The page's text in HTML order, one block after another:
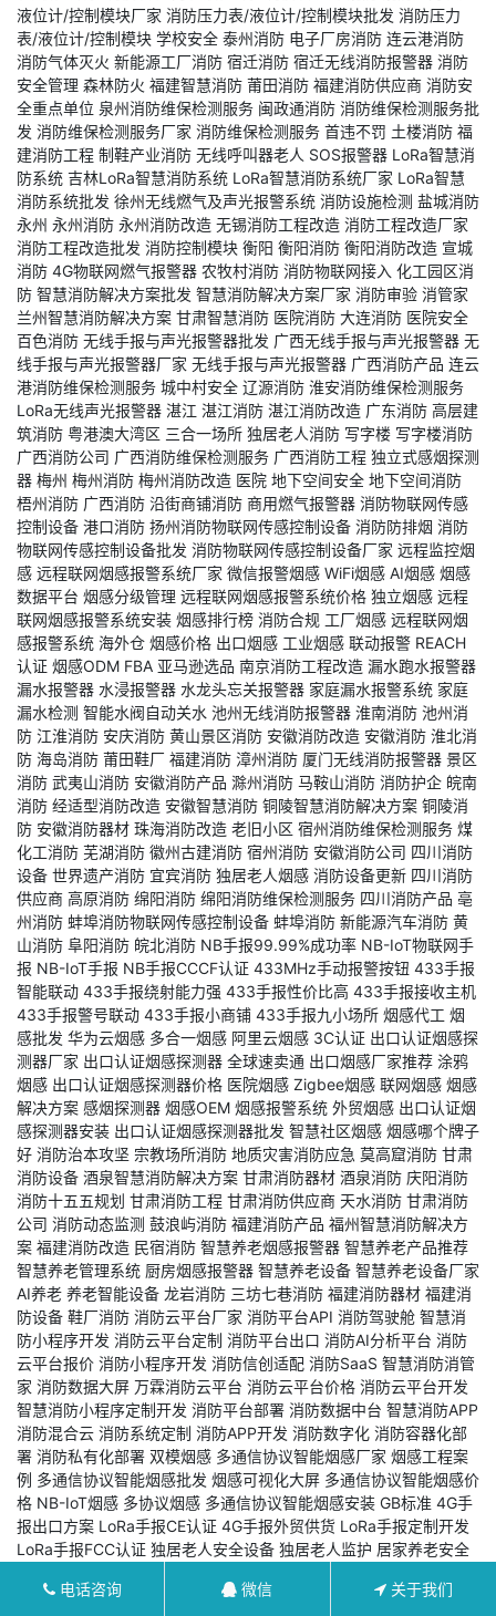
液位计/控制模块厂家 消防压力表/液位计/控制模块批发 消防压力
表/液位计/控制模块 学校安全 泰州消防 电子厂房消防 连云港消防
消防气体灭火 新能源工厂消防 宿迁消防 宿迁无线消防报警器 消防
安全管理 森林防火 福建智慧消防 莆田消防 福建消防供应商 消防安
全重点单位 泉州消防维保检测服务 闽政通消防 消防维保检测服务批
发 消防维保检测服务厂家 消防维保检测服务 首违不罚 土楼消防 福
建消防工程 制鞋产业消防 无线呼叫器老人 SOS报警器 LoRa智慧消
防系统 吉林LoRa智慧消防系统 LoRa智慧消防系统厂家 LoRa智慧
消防系统批发 徐州无线燃气及声光报警系统 消防设施检测 盐城消防
永州 永州消防 永州消防改造 无锡消防工程改造 消防工程改造厂家
消防工程改造批发 消防控制模块 衡阳 衡阳消防 衡阳消防改造 宣城
消防 4G物联网燃气报警器 农牧村消防 消防物联网接入 化工园区消
防 智慧消防解决方案批发 智慧消防解决方案厂家 消防审验 消管家
兰州智慧消防解决方案 甘肃智慧消防 医院消防 大连消防 医院安全
百色消防 无线手报与声光报警器批发 广西无线手报与声光报警器 无
线手报与声光报警器厂家 无线手报与声光报警器 广西消防产品 连云
港消防维保检测服务 城中村安全 辽源消防 淮安消防维保检测服务
LoRa无线声光报警器 湛江 湛江消防 湛江消防改造 广东消防 高层建
筑消防 粤港澳大湾区 三合一场所 独居老人消防 写字楼 写字楼消防
广西消防公司 广西消防维保检测服务 广西消防工程 独立式感烟探测
器 梅州 梅州消防 梅州消防改造 医院 地下空间安全 地下空间消防
梧州消防 广西消防 沿街商铺消防 商用燃气报警器 消防物联网传感
控制设备 港口消防 扬州消防物联网传感控制设备 消防防排烟 消防
物联网传感控制设备批发 消防物联网传感控制设备厂家 远程监控烟
感 远程联网烟感报警系统厂家 微信报警烟感 WiFi烟感 AI烟感 烟感
数据平台 烟感分级管理 远程联网烟感报警系统价格 独立烟感 远程
联网烟感报警系统安装 烟感排行榜 消防合规 工厂烟感 远程联网烟
感报警系统 海外仓 烟感价格 出口烟感 工业烟感 联动报警 REACH
认证 烟感ODM FBA 亚马逊选品 南京消防工程改造 漏水跑水报警器
漏水报警器 水浸报警器 水龙头忘关报警器 家庭漏水报警系统 家庭
漏水检测 智能水阀自动关水 池州无线消防报警器 淮南消防 池州消
防 江淮消防 安庆消防 黄山景区消防 安徽消防改造 安徽消防 淮北消
防 海岛消防 莆田鞋厂 福建消防 漳州消防 厦门无线消防报警器 景区
消防 武夷山消防 安徽消防产品 滁州消防 马鞍山消防 消防护企 皖南
消防 经适型消防改造 安徽智慧消防 铜陵智慧消防解决方案 铜陵消
防 安徽消防器材 珠海消防改造 老旧小区 宿州消防维保检测服务 煤
化工消防 芜湖消防 徽州古建消防 宿州消防 安徽消防公司 四川消防
设备 世界遗产消防 宜宾消防 独居老人烟感 消防设备更新 四川消防
供应商 高原消防 绵阳消防 绵阳消防维保检测服务 四川消防产品 亳
州消防 蚌埠消防物联网传感控制设备 蚌埠消防 新能源汽车消防 黄
山消防 阜阳消防 皖北消防 NB手报99.99%成功率 NB-IoT物联网手
报 NB-IoT手报 NB手报CCCF认证 433MHz手动报警按钮 433手报
智能联动 433手报绕射能力强 433手报性价比高 433手报接收主机
433手报警号联动 433手报小商铺 433手报九小场所 烟感代工 烟
感批发 华为云烟感 多合一烟感 阿里云烟感 3C认证 出口认证烟感探
测器厂家 出口认证烟感探测器 全球速卖通 出口烟感厂家推荐 涂鸦
烟感 出口认证烟感探测器价格 医院烟感 Zigbee烟感 联网烟感 烟感
解决方案 感烟探测器 烟感OEM 烟感报警系统 外贸烟感 出口认证烟
感探测器安装 出口认证烟感探测器批发 智慧社区烟感 烟感哪个牌子
好 消防治本攻坚 宗教场所消防 地质灾害消防应急 莫高窟消防 甘肃
消防设备 酒泉智慧消防解决方案 甘肃消防器材 酒泉消防 庆阳消防
消防十五五规划 甘肃消防工程 甘肃消防供应商 天水消防 甘肃消防
公司 消防动态监测 鼓浪屿消防 福建消防产品 福州智慧消防解决方
案 福建消防改造 民宿消防 智慧养老烟感报警器 智慧养老产品推荐
智慧养老管理系统 厨房烟感报警器 智慧养老设备 智慧养老设备厂家
AI养老 养老智能设备 龙岩消防 三坊七巷消防 福建消防器材 福建消
防设备 鞋厂消防 消防云平台厂家 消防平台API 消防驾驶舱 智慧消
防小程序开发 消防云平台定制 消防平台出口 消防AI分析平台 消防
云平台报价 消防小程序开发 消防信创适配 消防SaaS 智慧消防消管
家 消防数据大屏 万霖消防云平台 消防云平台价格 消防云平台开发
智慧消防小程序定制开发 消防平台部署 消防数据中台 智慧消防APP
消防混合云 消防系统定制 消防APP开发 消防数字化 消防容器化部
署 消防私有化部署 双模烟感 多通信协议智能烟感厂家 烟感工程案
例 多通信协议智能烟感批发 烟感可视化大屏 多通信协议智能烟感价
格 NB-IoT烟感 多协议烟感 多通信协议智能烟感安装 GB标准 4G手
报出口方案 LoRa手报CE认证 4G手报外贸供货 LoRa手报定制开发
LoRa手报FCC认证 独居老人安全设备 独居老人监护 居家养老安全
米家烟感 海外烟感 烟感贴牌 九小场所烟感 烟感选购指南 4G烟
电话咨询 微信 关于我们